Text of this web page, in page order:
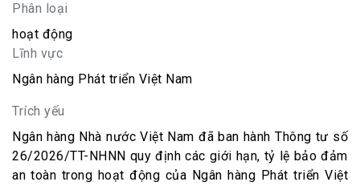
Phân loại
hoạt động
Lĩnh vực
Ngân hàng Phát triển Việt Nam
Trích yếu
Ngân hàng Nhà nước Việt Nam đã ban hành Thông tư số
26/2026/TT-NHNN quy định các giới hạn, tỷ lệ bảo đảm
an toàn trong hoạt động của Ngân hàng Phát triển Việt